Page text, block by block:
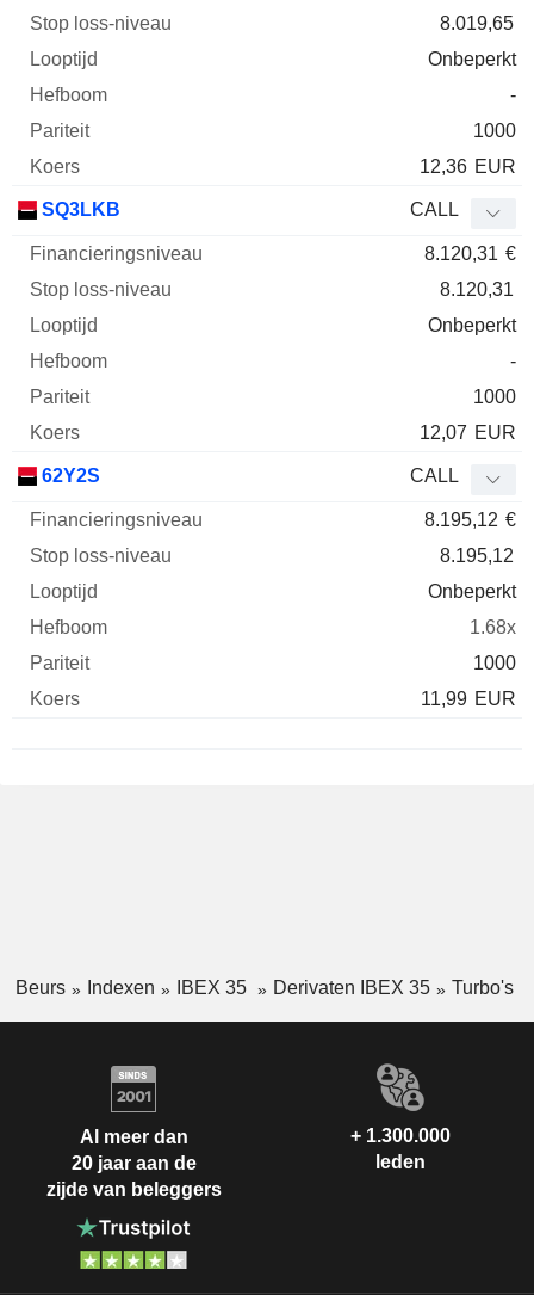
8.019,65
Onbeperkt
-
1000
12,36 EUR
SQ3LKB CALL
8.120,31 €
8.120,31
Onbeperkt
-
1000
12,07 EUR
62Y2S CALL
8.195,12 €
8.195,12
Onbeperkt
1.68x
1000
11,99 EUR
Beurs Indexen IBEX 35 Derivaten IBEX 35 Turbo's
Al meer dan
20 jaar aan de
zijde van beleggers
+ 1.300.000
leden